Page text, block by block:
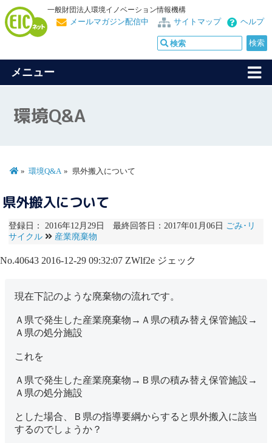
一般財団法人環境イノベーション情報機構
ヘルプ
サイトマップ
メールマガジン配信中
メニュー
環境Q&A
環境Q&A 県外搬入について
県外搬入について
登録日： 2016年12月29日 最終回答日：2017年01月06日 ごみ･リ
サイクル
産業廃棄物
No.40643 2016-12-29 09:32:07 ZWlf2e ジェック
現在下記のような廃棄物の流れです。
Ａ県で発生した産業廃棄物→Ａ県の積み替え保管施設→
Ａ県の処分施設
これを
Ａ県で発生した産業廃棄物→Ｂ県の積み替え保管施設→
Ａ県の処分施設
とした場合、Ｂ県の指導要綱からすると県外搬入に該当
するのでしょうか？